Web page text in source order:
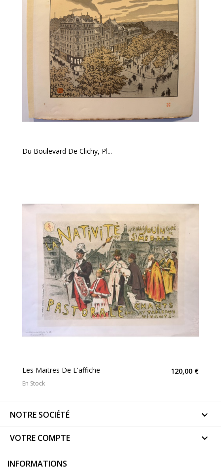
Du Boulevard De Clichy, Pl...
Les Maitres De L'affiche 120,00 €
En Stock
NOTRE SOCIÉTÉ 
VOTRE COMPTE 
INFORMATIONS